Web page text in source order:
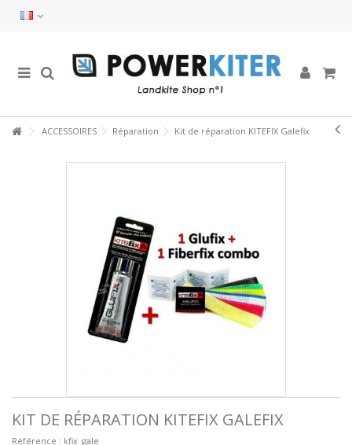
ACCESSOIRES Réparation Kit de réparation KITEFIX Galefix
KIT DE RÉPARATION KITEFIX GALEFIX
Référence : kfix_gale